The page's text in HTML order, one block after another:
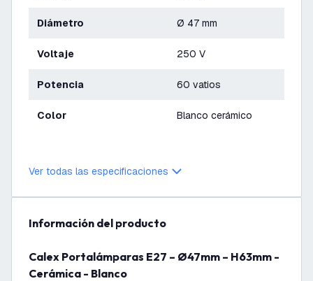
Diámetro Ø 47 mm
Voltaje 250 V
Potencia 60 vatios
Color Blanco cerámico
Ver todas las especificaciones
información del producto
Calex Portalámparas E27 – Ø47mm – H63mm -
Cerámica - Blanco